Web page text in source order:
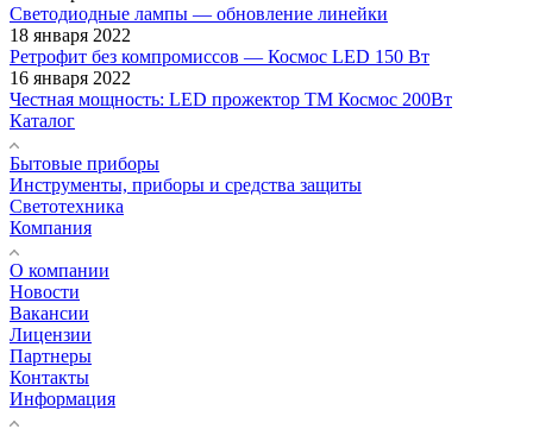
Светодиодные лампы — обновление линейки
18 января 2022
Ретрофит без компромиссов — Космос LED 150 Вт
16 января 2022
Честная мощность: LED прожектор ТМ Космос 200Вт
Каталог
Бытовые приборы
Инструменты, приборы и средства защиты
Светотехника
Компания
О компании
Новости
Вакансии
Лицензии
Партнеры
Контакты
Информация